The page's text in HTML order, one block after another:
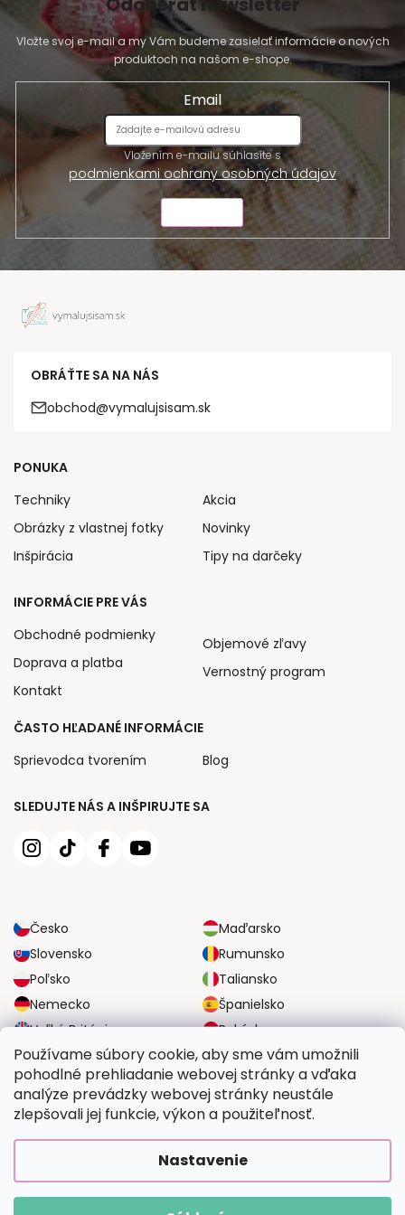
Používame súbory cookie, aby sme vám umožnili
pohodlné prehliadanie webovej stránky a vďaka
analýze prevádzky webovej stránky neustále
zlepšovali jej funkcie, výkon a použiteľnosť.
Nastavenie
Vložte svoj e-mail a my Vám budeme zasielať informácie o nových
produktoch na našom e-shope.
Email
Vložením e-mailu súhlasíte s
podmienkami ochrany osobných údajov
OBRÁŤTE SA NA NÁS
obchod@vymalujsisam.sk
SLEDUJTE NÁS A INŠPIRUJTE SA
Česko
Maďarsko
Slovensko
Rumunsko
Poľsko
Taliansko
Nemecko
Španielsko
Veľká Británia
Rakúsko
PONUKA
Techniky
Obrázky z vlastnej fotky
Inšpirácia
Akcia
Novinky
Tipy na darčeky
INFORMÁCIE PRE VÁS
Obchodné podmienky
Doprava a platba
Kontakt
Objemové zľavy
Vernostný program
ČASTO HĽADANÉ INFORMÁCIE
Sprievodca tvorením
Blog
SPOĽAHLIVÉ MOŽNOSTI DOPRAVY
BEZPEČNÉ MOŽNOSTI PLATBY